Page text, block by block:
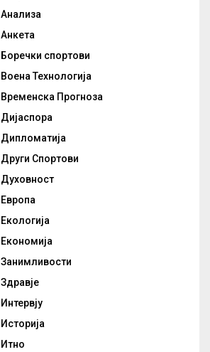
Анализа
Анкета
Боречки спортови
Воена Технологија
Временска Прогноза
Дијаспора
Дипломатија
Други Спортови
Духовност
Европа
Екологија
Економија
Занимливости
Здравје
Интервју
Историја
Итно